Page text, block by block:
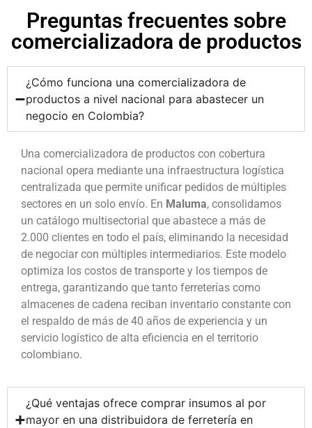
Preguntas frecuentes sobre
comercializadora de productos
¿Cómo funciona una comercializadora de
productos a nivel nacional para abastecer un
negocio en Colombia?
Una comercializadora de productos con cobertura
nacional opera mediante una infraestructura logística
centralizada que permite unificar pedidos de múltiples
sectores en un solo envío. En Maluma, consolidamos
un catálogo multisectorial que abastece a más de
2.000 clientes en todo el país, eliminando la necesidad
de negociar con múltiples intermediarios. Este modelo
optimiza los costos de transporte y los tiempos de
entrega, garantizando que tanto ferreterías como
almacenes de cadena reciban inventario constante con
el respaldo de más de 40 años de experiencia y un
servicio logístico de alta eficiencia en el territorio
colombiano.
¿Qué ventajas ofrece comprar insumos al por
mayor en una distribuidora de ferretería en